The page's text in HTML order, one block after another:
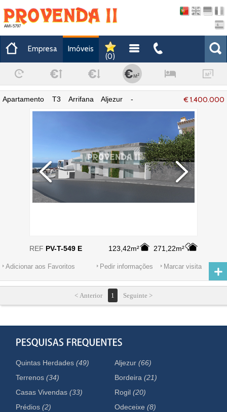
AMI-5797
Empresa
Imóveis
(0)
€ 1.400.000
Apartamento T3 Arrifana Aljezur -
123,42m² 271,22m²
REF PV-T-549 E
Adicionar aos Favoritos Marcar visita
Pedir informações
< Anterior 1 Seguinte >
Quintas Herdades(49)
Terrenos(34)
Casas Vivendas(33)
Prédios(2)
Aljezur(66)
Bordeira(21)
Rogil(20)
Odeceixe(8)